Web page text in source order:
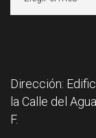
Dirección:
la Calle del
F.